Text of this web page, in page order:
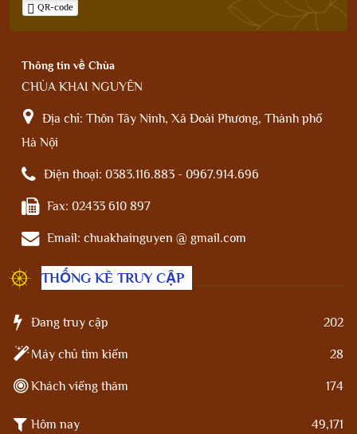
QR-code
Thông tin về Chùa
CHÙA KHAI NGUYÊN
Địa chỉ: Thôn Tây Ninh, Xã Đoài Phương, Thành phố
Hà Nội
Điện thoại: 0383.116.883 - 0967.914.696
Fax: 02433 610 897
Email: chuakhainguyen @ gmail.com
THỐNG KÊ TRUY CẬP
Đang truy cập 202
Máy chủ tìm kiếm 28
Khách viếng thăm 174
Hôm nay 49,171